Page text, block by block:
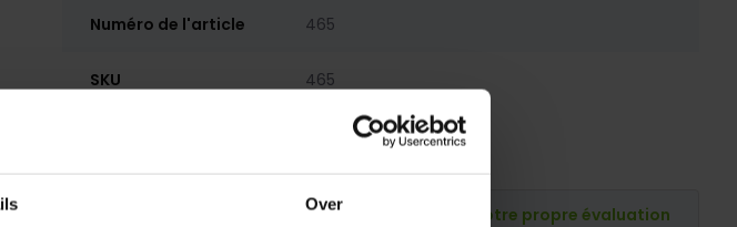
Over
Numéro de l'article 465
SKU 465
Publiez votre propre évaluation